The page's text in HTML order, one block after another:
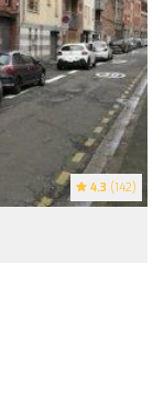
4.3 (142)